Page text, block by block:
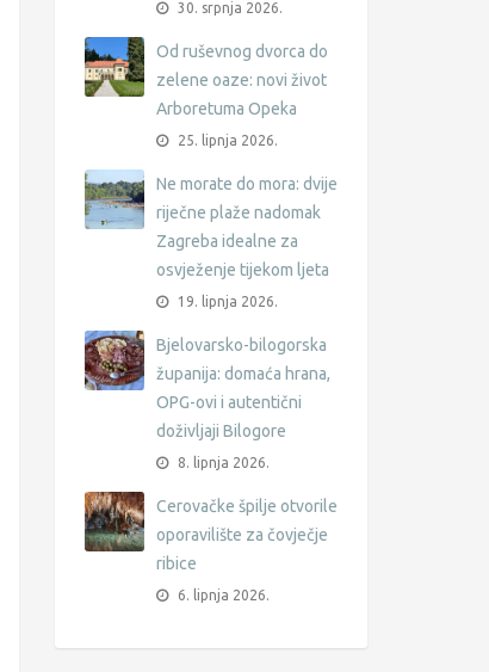
30. srpnja 2026.
Od ruševnog dvorca do
zelene oaze: novi život
Arboretuma Opeka
25. lipnja 2026.
Ne morate do mora: dvije
riječne plaže nadomak
Zagreba idealne za
osvježenje tijekom ljeta
19. lipnja 2026.
Bjelovarsko-bilogorska
županija: domaća hrana,
OPG-ovi i autentični
doživljaji Bilogore
8. lipnja 2026.
Cerovačke špilje otvorile
oporavilište za čovječje
ribice
6. lipnja 2026.